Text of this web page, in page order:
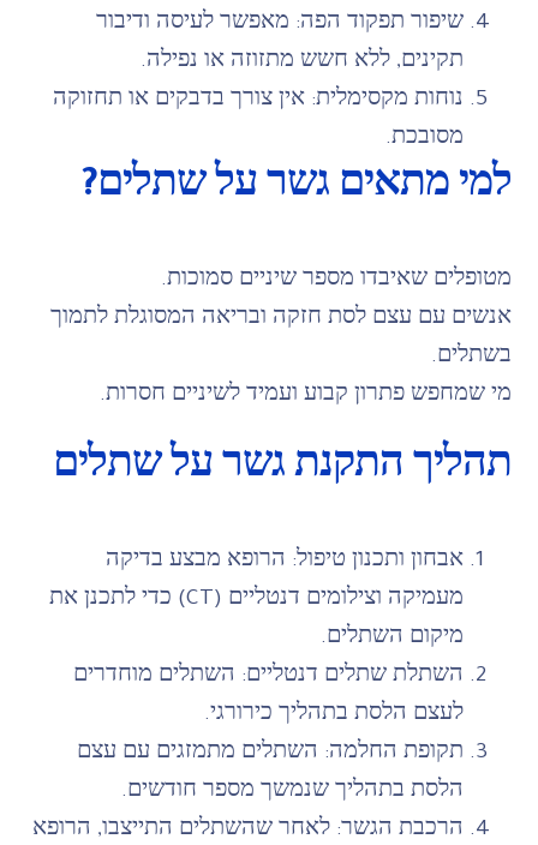
שיפור תפקוד הפה: מאפשר לעיסה ודיבור
תקינים, ללא חשש מתזוזה או נפילה.
נוחות מקסימלית: אין צורך בדבקים או תחזוקה
מסובכת.
למי מתאים גשר על שתלים?
מטופלים שאיבדו מספר שיניים סמוכות.
אנשים עם עצם לסת חזקה ובריאה המסוגלת לתמוך
בשתלים.
מי שמחפש פתרון קבוע ועמיד לשיניים חסרות.
תהליך התקנת גשר על שתלים
אבחון ותכנון טיפול: הרופא מבצע בדיקה
מעמיקה וצילומים דנטליים (CT) כדי לתכנן את
מיקום השתלים.
השתלת שתלים דנטליים: השתלים מוחדרים
לעצם הלסת בתהליך כירורגי.
תקופת החלמה: השתלים מתמזגים עם עצם
הלסת בתהליך שנמשך מספר חודשים.
הרכבת הגשר: לאחר שהשתלים התייצבו, הרופא